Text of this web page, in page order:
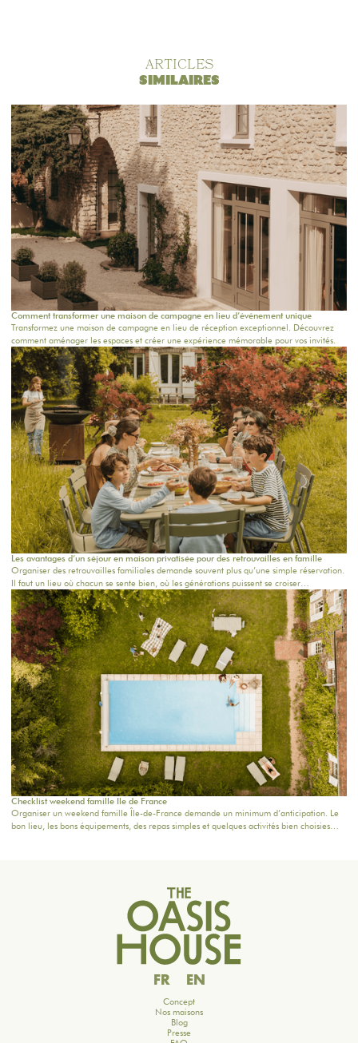
ARTICLES
SIMILAIRES
Comment transformer une maison de campagne en lieu d’événement unique
Transformez une maison de campagne en lieu de réception exceptionnel. Découvrez
comment aménager les espaces et créer une expérience mémorable pour vos invités.
Les avantages d’un séjour en maison privatisée pour des retrouvailles en famille
Organiser des retrouvailles familiales demande souvent plus qu’une simple réservation.
Il faut un lieu où chacun se sente bien, où les générations puissent se croiser
naturellement, où les repas durent un peu plus longtemps et où les souvenirs se créent
sans effort.Un séjour en maison privatisée pour des retrouvailles en famille offre
justement cette liberté rare : être ensemble, vraiment, dans un cadre intime,
confortable et chaleureux.Chez The Oasis House, nous imaginons des maisons de
campagne proches de Paris pour les familles qui veulent se retrouver au vert, célébrer
une occasion ou simplement partager un week-end hors du quotidien.
Checklist weekend famille Ile de France
Organiser un weekend famille Île-de-France demande un minimum d’anticipation. Le
bon lieu, les bons équipements, des repas simples et quelques activités bien choisies
FR EN
Concept
Nos maisons
Blog
Presse